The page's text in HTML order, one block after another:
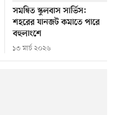
সমন্বিত স্কুলবাস সার্ভিস:
শহরের যানজট কমাতে পারে
বহুলাংশে
১৩ মার্চ ২০২৬